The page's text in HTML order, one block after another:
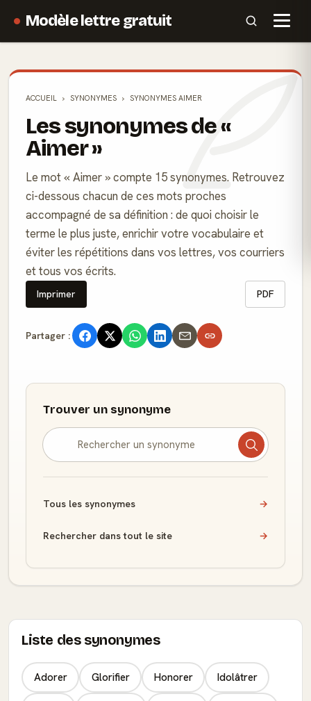
Modèle lettre gratuit
ACCUEIL SYNONYMES SYNONYMES AIMER
Les synonymes de «
Aimer »
Le mot « Aimer » compte 15 synonymes. Retrouvez
ci-dessous chacun de ces mots proches
accompagné de sa définition : de quoi choisir le
terme le plus juste, enrichir votre vocabulaire et
éviter les répétitions dans vos lettres, vos courriers
et tous vos écrits.
Imprimer PDF
Partager :
Trouver un synonyme
Tous les synonymes →
Rechercher dans tout le site →
Liste des synonymes
Adorer Glorifier Honorer Idolâtrer